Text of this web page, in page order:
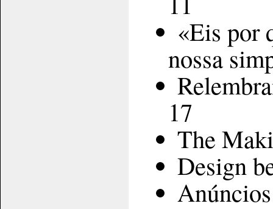
«Eis por
nossa
17
The
Design